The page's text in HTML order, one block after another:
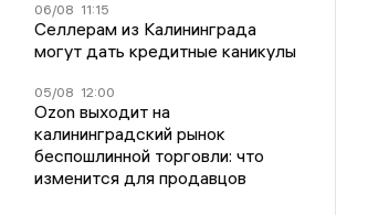
06/08 11:15
Селлерам из Калининграда
могут дать кредитные каникулы
05/08 12:00
Ozon выходит на
калининградский рынок
беспошлинной торговли: что
изменится для продавцов